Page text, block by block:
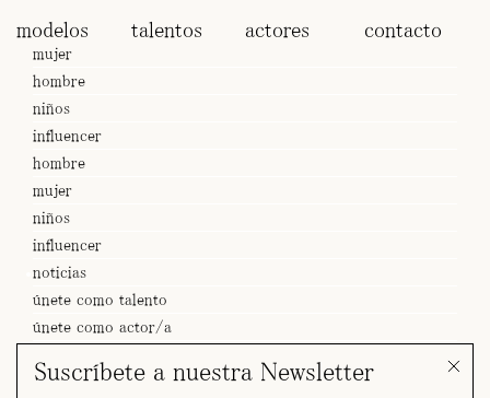
modelos talentos actores contacto
mujer
hombre
niños
influencer
hombre
mujer
niños
influencer
noticias
únete como talento
únete como actor/a
Suscríbete a nuestra Newsletter